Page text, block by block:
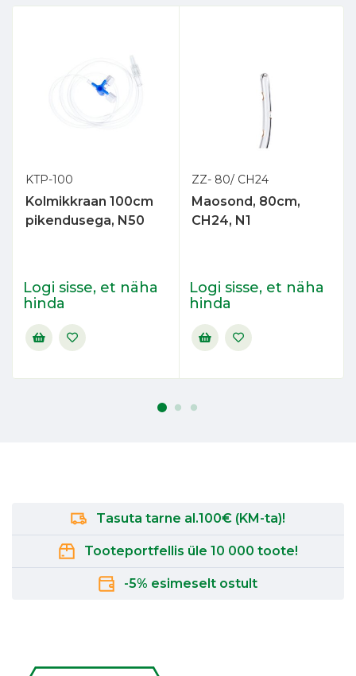
KTP-100
Kolmikkraan 100cm
pikendusega, N50
Logi sisse, et näha
hinda
ZZ- 80/ CH24
Maosond, 80cm,
CH24, N1
Logi sisse, et näha
hinda
Tasuta tarne al.100€ (KM-ta)!
Tooteportfellis üle 10 000 toote!
-5% esimeselt ostult